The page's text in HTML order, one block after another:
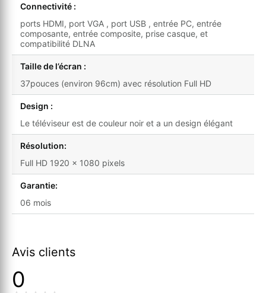
Connectivité :
ports HDMI, port VGA , port USB , entrée PC, entrée
composante, entrée composite, prise casque, et
compatibilité DLNA
Taille de l’écran :
37pouces (environ 96cm) avec résolution Full HD
Design :
Le téléviseur est de couleur noir et a un design élégant
Résolution:
Full HD 1920 x 1080 pixels
Garantie:
06 mois
Avis clients
0